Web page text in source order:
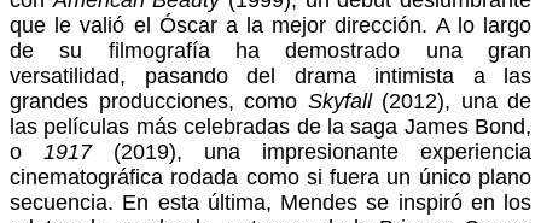
que le valió el Óscar a la mejor dirección. A lo largo
de su filmografía ha demostrado una gran
versatilidad, pasando del drama intimista a las
grandes producciones, como Skyfall (2012), una de
las películas más celebradas de la saga James Bond,
o 1917(2019), una impresionante experiencia
cinematográfica rodada como si fuera un único plano
secuencia. En esta última, Mendes se inspiró en los